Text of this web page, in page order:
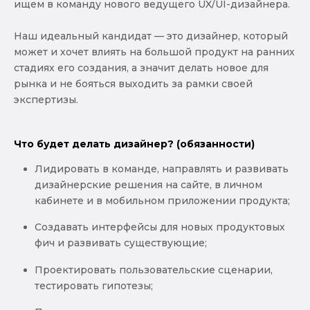
ищем в команду нового ведущего UX/UI-дизайнера.
Наш идеальный кандидат — это дизайнер, который
может и хочет влиять на большой продукт на ранних
стадиях его создания, а значит делать новое для
рынка и не бояться выходить за рамки своей
экспертизы.
Что будет делать дизайнер? (обязанности)
Лидировать в команде, направлять и развивать
дизайнерские решения на сайте, в личном
кабинете и в мобильном приложении продукта;
Создавать интерфейсы для новых продуктовых
фич и развивать существующие;
Проектировать пользовательские сценарии,
тестировать гипотезы;